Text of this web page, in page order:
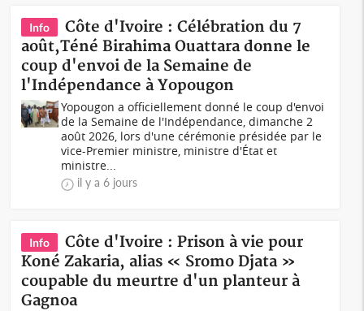
Info
Côte d'Ivoire : Célébration du 7
août,Téné Birahima Ouattara donne le
coup d'envoi de la Semaine de
l'Indépendance à Yopougon
Yopougon a officiellement donné le coup d'envoi
de la Semaine de l'Indépendance, dimanche 2
août 2026, lors d'une cérémonie présidée par le
vice-Premier ministre, ministre d'État et
ministre...
il y a 6 jours
Info
Côte d'Ivoire : Prison à vie pour
Koné Zakaria, alias « Sromo Djata »
coupable du meurtre d'un planteur à
Gagnoa